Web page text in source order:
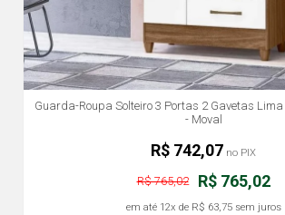
Guarda-Roupa Solteiro 3 Portas 2 Gavetas
- Moval
R$ 765,02
R$ 765,02
em até 12x de R$ 63,75sem juros
R$ 742,07 no PIX